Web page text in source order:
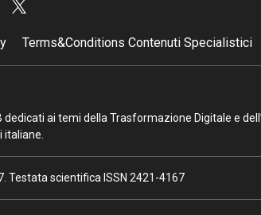
Terms&Conditions Contenuti Specialistici
ai temi della Trasformazione Digitale e
Testata scientifica ISSN 2421-4167